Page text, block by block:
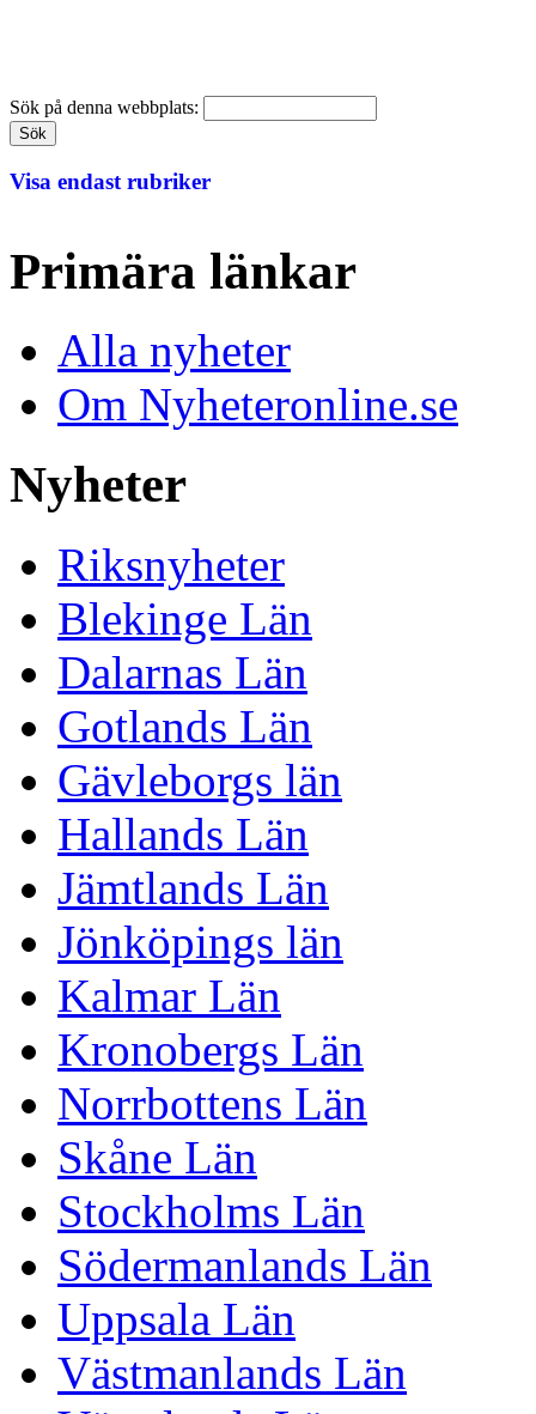
Sök på denna webbplats:
Visa endast rubriker
Primära länkar
Alla nyheter
Om Nyheteronline.se
Nyheter
Riksnyheter
Blekinge Län
Dalarnas Län
Gotlands Län
Gävleborgs län
Hallands Län
Jämtlands Län
Jönköpings län
Kalmar Län
Kronobergs Län
Norrbottens Län
Skåne Län
Stockholms Län
Södermanlands Län
Uppsala Län
Västmanlands Län